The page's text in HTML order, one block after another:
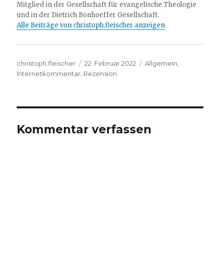
Mitglied in der Gesellschaft für evangelische Theologie
und in der Dietrich Bonhoeffer Gesellschaft.
Alle Beiträge von christoph.fleischer anzeigen
Autor
christoph.fleischer
Veröffentlicht
am
22. Februar 2022 Kategorien
Allgemein
Internetkommentar Rezension
Kommentar verfassen